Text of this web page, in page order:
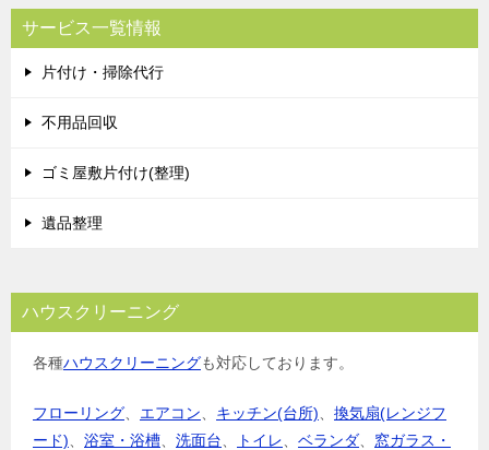
サービス一覧情報
片付け・掃除代行
不用品回収
ゴミ屋敷片付け(整理)
遺品整理
ハウスクリーニング
各種ハウスクリーニングも対応しております。
フローリング エアコン キッチン(台所)
換気扇(レンジフ
ード)
浴室・浴槽 洗面台 トイレ ベランダ
窓ガラス・